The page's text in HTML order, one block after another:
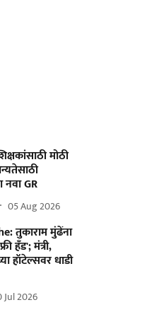
मोठी
GR
05 Aug 2026
तुकाराम मुंढेंना
हँड'; मंत्री,
हॉटेल्सवर धाडी
Jul 2026